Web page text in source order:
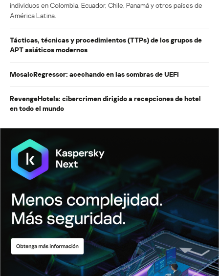
individuos en Colombia, Ecuador, Chile, Panamá y otros países de
América Latina.
Tácticas, técnicas y procedimientos (TTPs) de los grupos de
APT asiáticos modernos
MosaicRegressor: acechando en las sombras de UEFI
RevengeHotels: cibercrimen dirigido a recepciones de hotel
en todo el mundo